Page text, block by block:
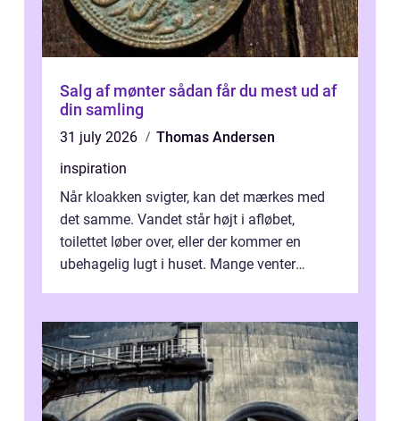
Salg af mønter sådan får du mest ud af
din samling
31 july 2026
Thomas Andersen
inspiration
Når kloakken svigter, kan det mærkes med
det samme. Vandet står højt i afløbet,
toilettet løber over, eller der kommer en
ubehagelig lugt i huset. Mange venter